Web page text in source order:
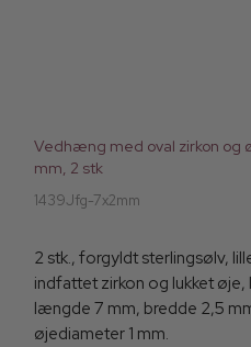
Vedhæng med oval zirkon og
mm, 2 stk
1439Jfg-7x2mm
2 stk., forgyldt sterlingsølv,
indfattet zirkon og lukket
længde 7 mm, bredde 2,5
øjediameter 1 mm.